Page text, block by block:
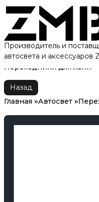
Производитель и
автосвета и аксессуаров
Главная Автосвет
Переходники для ламп
Назад
Главная
Автосвет